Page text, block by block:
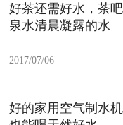
好茶还需好水，茶
泉水清晨凝露的水
2017/07/06
好的家用空气制水